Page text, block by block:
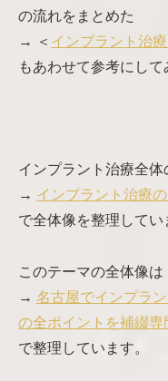
の流れをまとめた
→ ＜ インプラント治
もあわせて参考にして
インプラント治療全
→ インプラント治療
で全体像を整理してい
このテーマの全体像は
→ 名古屋でインプラ
の全ポイントを補綴専
で整理しています。